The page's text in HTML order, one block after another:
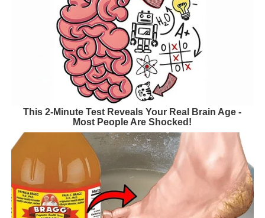
This 2-Minute Test Reveals Your Real Brain Age -
Most People Are Shocked!